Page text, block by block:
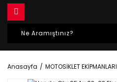
Anasayfa MOTOSİKLET EKİPMANLARI